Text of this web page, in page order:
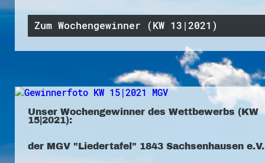
Zum Wochengewinner (KW 13|2021)
Unser Wochengewinner des Wettbewerbs (KW
15|2021):
der MGV "Liedertafel" 1843 Sachsenhausen e.V.